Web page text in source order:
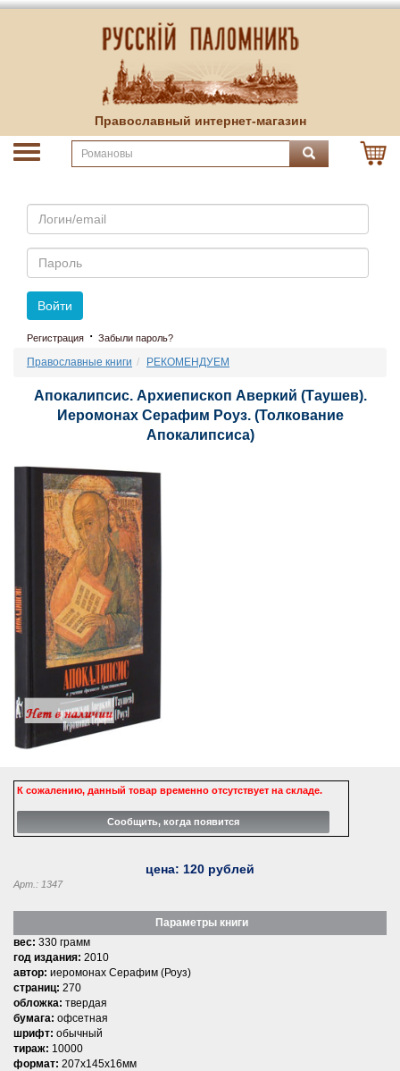
Православный интернет-магазин
Email
Пароль
Войти
Регистрация · Забыли пароль?
Православные книги РЕКОМЕНДУЕМ
Апокалипсис. Архиепископ Аверкий (Таушев).
Иеромонах Серафим Роуз. (Толкование
Апокалипсиса)
К сожалению, данный товар временно отсутствует на складе.
цена: 120 рублей
Арт.: 1347
Параметры книги
вес: 330 грамм
год издания: 2010
автор: иеромонах Серафим (Роуз)
страниц: 270
обложка: твердая
бумага: офсетная
шрифт: обычный
тираж: 10000
формат: 207x145x16мм